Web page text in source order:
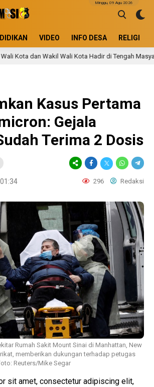
VIDEO INFO DESA RELIGI
Minggu, 09 Agu 2026
Wakil Wali Kota Hadir di Tengah Masyarakat
Kasus Pertama
Gejala
Terima 2 Dosis
296 Redaksi
Rumah Sakit Mount Sinai di Manhattan, New
memberikan dukungan terhadap petugas
Reuters/Mike Segar
sit amet, consectetur adipiscing elit,